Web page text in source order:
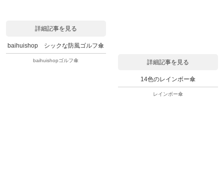
詳細記事を見る
baihuishop シックな防風ゴルフ傘
baihuishopゴルフ傘 詳細記事を見る
14色のレインボー傘
レインボー傘